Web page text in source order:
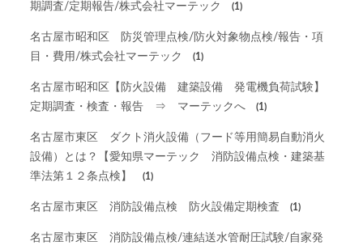
期調査/定期報告/株式会社マーテック
(1)
名古屋市昭和区 防災管理点検/防火対象物点検/報告・項
目・費用/株式会社マーテック
(1)
名古屋市昭和区【防火設備 建築設備 発電機負荷試験】
定期調査・検査・報告 ⇒ マーテックへ
(1)
名古屋市東区 ダクト消火設備（フード等用簡易自動消火
設備）とは？【愛知県マーテック 消防設備点検・建築基
準法第１２条点検】
(1)
名古屋市東区 消防設備点検 防火設備定期検査 (1)
名古屋市東区 消防設備点検/連結送水管耐圧試験/自家発